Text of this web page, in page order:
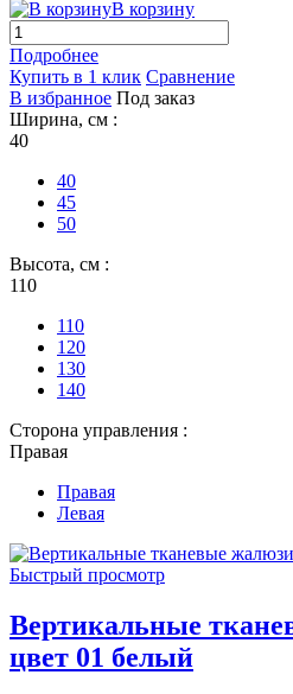
В корзину
Подробнее
Купить в 1 клик Сравнение
В избранное Под заказ
Ширина, см :
40
40
45
50
Высота, см :
110
110
120
130
140
Сторона управления :
Правая
Правая
Левая
Быстрый просмотр
Вертикальные
цвет 01 белый